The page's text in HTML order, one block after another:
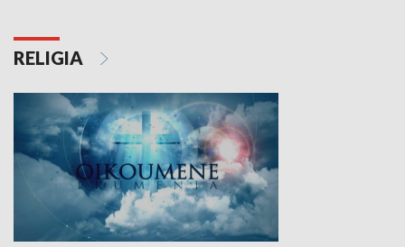
RELIGIA